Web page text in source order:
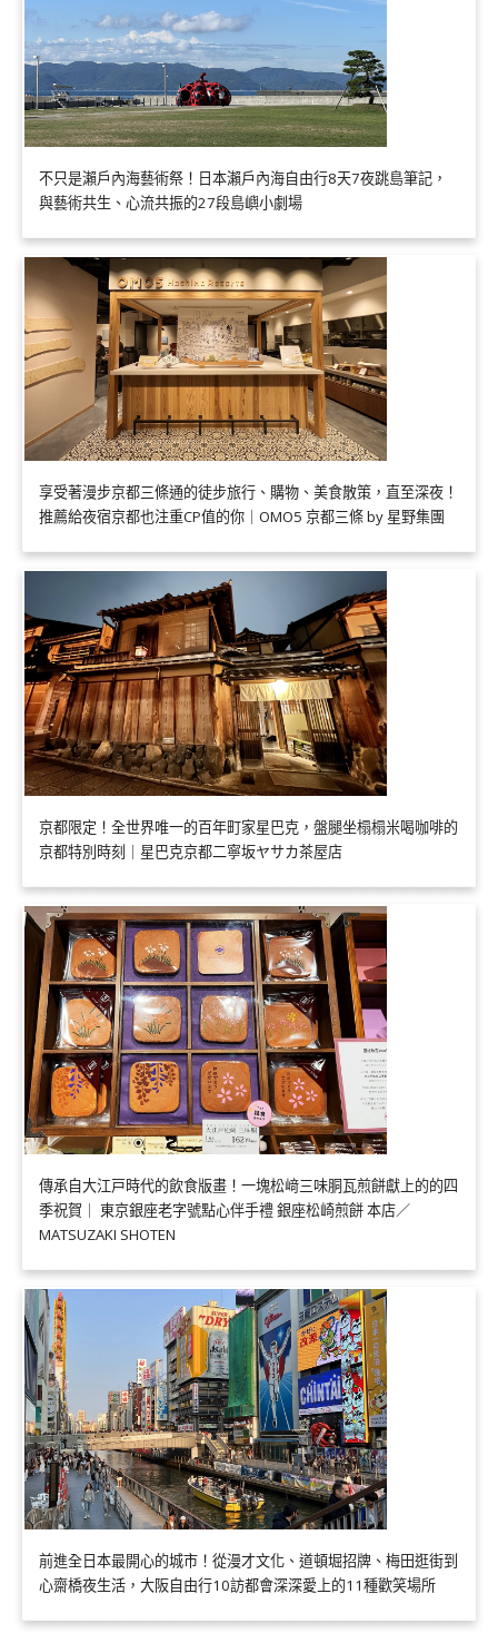
不只是瀨戶內海藝術祭！日本瀨戶內海自由行8天7夜跳島筆記，
與藝術共生、心流共振的27段島嶼小劇場
享受著漫步京都三條通的徒步旅行、購物、美食散策，直至深夜！
推薦給夜宿京都也注重CP值的你｜OMO5 京都三條 by 星野集團
京都限定！全世界唯一的百年町家星巴克，盤腿坐榻榻米喝咖啡的
京都特別時刻｜星巴克京都二寧坂ヤサカ茶屋店
傳承自大江戸時代的飲食版畫！一塊松﨑三味胴瓦煎餅獻上的的四
季祝賀｜ 東京銀座老字號點心伴手禮 銀座松崎煎餅 本店／
MATSUZAKI SHOTEN
前進全日本最開心的城市！從漫才文化、道頓堀招牌、梅田逛街到
心齋橋夜生活，大阪自由行10訪都會深深愛上的11種歡笑場所